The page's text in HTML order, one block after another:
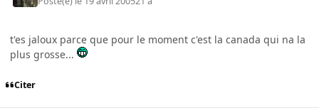
t'es jaloux parce que pour le moment c'est la canada qui na la
plus grosse...
Citer